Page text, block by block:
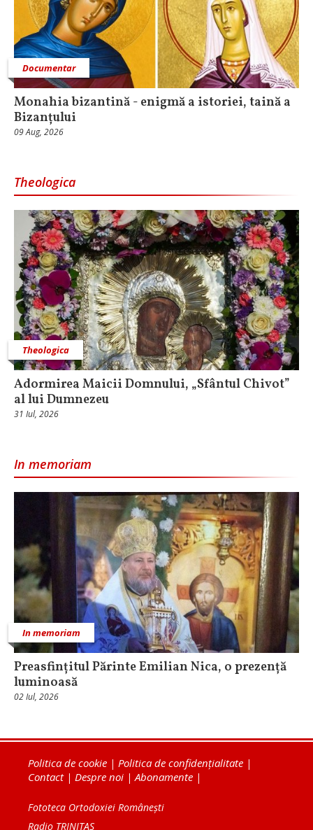
Documentar
Monahia bizantină - enigmă a istoriei, taină a
Bizanțului
09 Aug, 2026
Theologica
Theologica
Adormirea Maicii Domnului, „Sfântul Chivot”
al lui Dumnezeu
31 Iul, 2026
In memoriam
In memoriam
Preasfințitul Părinte Emilian Nica, o prezență
luminoasă
02 Iul, 2026
Politica de cookie | Politica de confidențialitate |
Contact| Despre noi | Abonamente |
Fototeca Ortodoxiei Românești
Radio TRINITAS